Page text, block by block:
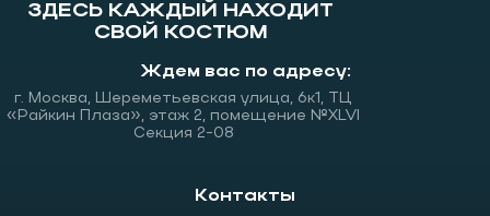
ЗДЕСЬ КАЖДЫЙ НАХОДИТ
СВОЙ КОСТЮМ
Ждем вас по адресу:
г. Москва, Шереметьевская улица, 6к1, ТЦ
«Райкин Плаза», этаж 2, помещение №XLVI
Секция 2-08
Контакты